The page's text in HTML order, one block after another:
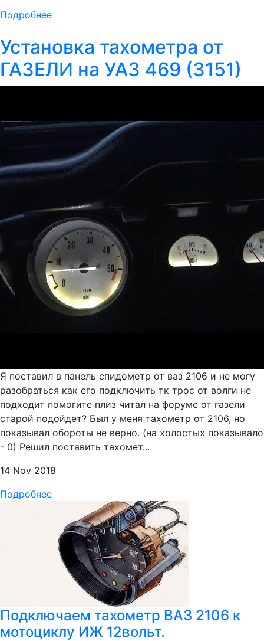
Подробнее
Установка тахометра от
ГАЗЕЛИ на УАЗ 469 (3151)
Я поставил в панель спидометр от ваз 2106 и не могу
разобраться как его подключить тк трос от волги не
подходит помогите плиз читал на форуме от газели
старой подойдет? Был у меня тахометр от 2106, но
показывал обороты не верно. (на холостых показывало
- 0) Решил поставить тахомет...
14 Nov 2018
Подробнее
Подключаем тахометр ВАЗ 2106 к
мотоциклу ИЖ 12вольт.